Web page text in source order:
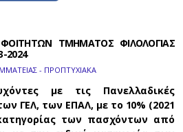
ΤΜΗΜΑΤΟΣ ΦΙΛΟΛΟΓΙΑΣ
2024
- ΠΡΟΠΤΥΧΙΑΚΑ
με τις Πανελλαδικές
ΓΕΛ, των ΕΠΑΛ, με το 10% (2021
των πασχόντων από